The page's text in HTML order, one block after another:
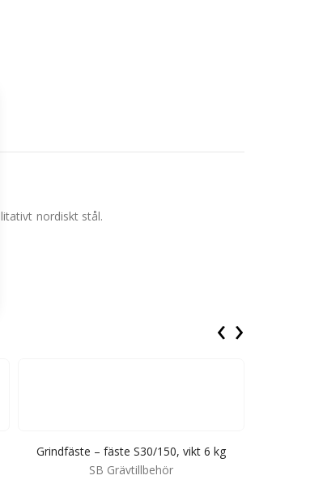
nordiskt stål.
Grindfäste – fäste S30/150, vikt 6 kg
SB Grävtillbehör
‹ ›